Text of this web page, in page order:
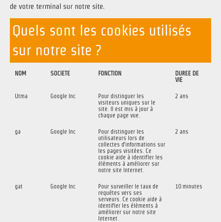
de votre terminal sur notre site.
Quels sont les cookies utilisés
sur notre site ?
NOM SOCIETE FONCTION
DUREE DE
VIE
Utma Google Inc
Pour distinguer les
visiteurs uniques sur le
site. Il est mis à jour à
chaque page vue.
2 ans
ga Google Inc
Pour distinguer les
utilisateurs lors de
collectes d’informations sur
les pages visitées. Ce
cookie aide à identifier les
éléments à améliorer sur
notre site Internet.
2 ans
gat Google Inc
Pour surveiller le taux de
requêtes vers ses
serveurs. Ce cookie aide à
identifier les éléments à
améliorer sur notre site
Internet.
10 minutes